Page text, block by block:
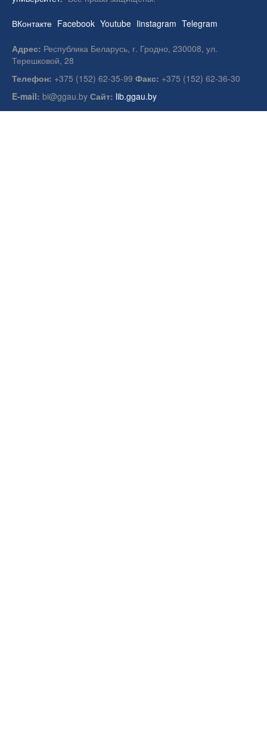
ВКонтакте Facebook Youtube Iinstagram Telegram
Адрес: Республика Беларусь, г. Гродно, 230008, ул.
Терешковой, 28
Телефон: +375 (152) 62-35-99 Факс: +375 (152) 62-36-30
E-mail: bi@ggau.by Сайт: lib.ggau.by